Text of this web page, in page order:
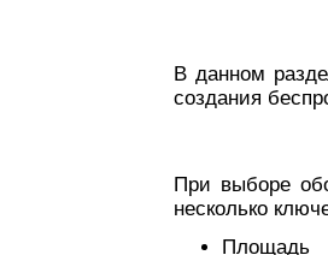
В данном
создания
При выборе
несколько
Площадь